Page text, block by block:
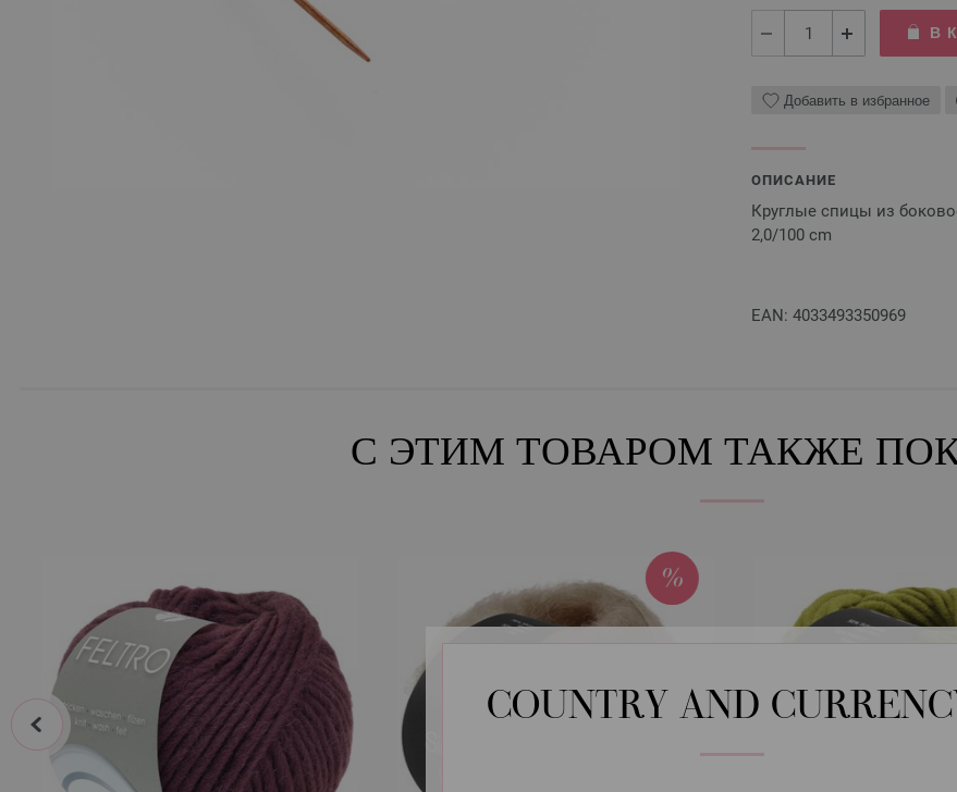
COUNTRY AND
В
Добавить в избранное
ОПИСАНИЕ
Круглые спицы из
2,0/100 cm
EAN: 4033493350969
С ЭТИМ ТОВАРОМ ТАКЖЕ
prev